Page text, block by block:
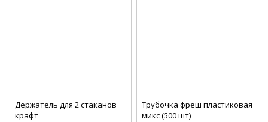
Держатель для 2 стаканов
крафт
Трубочка фреш пластиковая
микс (500 шт)